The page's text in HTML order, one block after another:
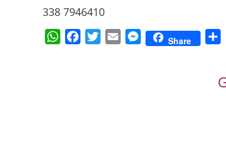
338 7946410
WhatsAppFacebookTwitterEmail Messenger
Share